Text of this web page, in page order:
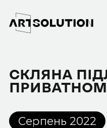
СКЛЯНА
Серпень 2022